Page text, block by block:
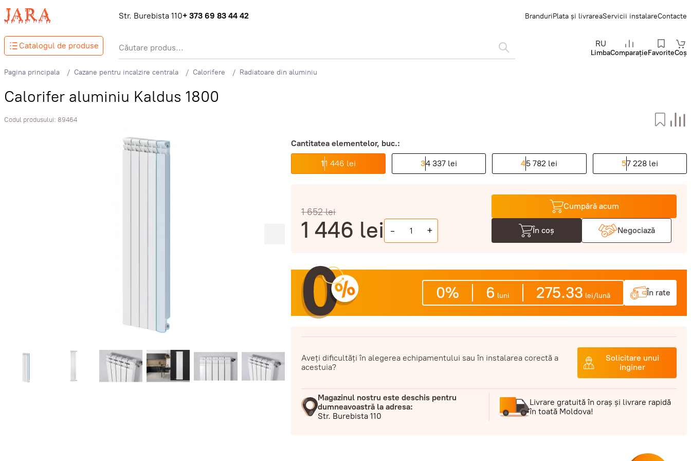
Str. Burebista 110+ 373 69 83 44 42 BranduriPlata și livrareaServicii instalareContacte
Catalogul de produse RU
LimbaComparațieFavoriteCoș
Pagina principala Cazane pentru incalzire centrala Calorifere Radiatoare din aluminiu
Calorifer aluminiu Kaldus 1800
Codul produsului: 89464
Cantitatea elementelor, buc.:
11 446 lei 34 337 lei 45 782 lei 57 228 lei
1 652lei
1 446 lei - +
Cumpără acum
În coș Negociază
0% 6 luni 275.33 lei/lună În rate
Aveți dificultăți în alegerea echipamentului sau în instalarea corectă a
acestuia?
Solicitare unui
inginer
Magazinul nostru este deschis pentru
dumneavoastră la adresa:
Str. Burebista 110
Livrare gratuită în oraș și livrare rapidă
în toată Moldova!